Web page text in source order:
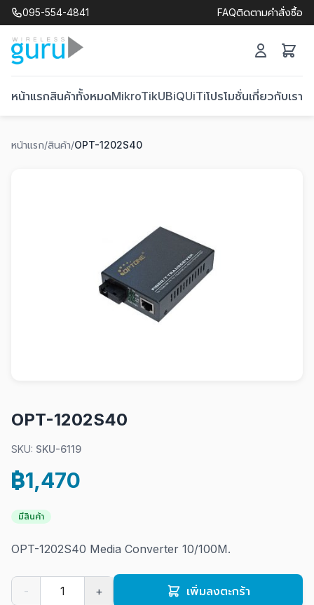
095-554-4841 FAQติดตามคำสั่งซื้อ
หน้าแรกสินค้าทั้งหมดMikroTikUBiQUiTiโปรโมชั่นเกี่ยวกับเรา
หน้าแรก/สินค้า/OPT-1202S40
OPT-1202S40
SKU: SKU-6119
฿1,470
มีสินค้า
OPT-1202S40 Media Converter 10/100M.
- + เพิ่มลงตะกร้า